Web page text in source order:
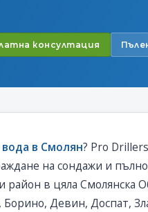
консултация
в Смолян? Pro
на сондажи и пълно
в цяла Смолянска
Девин, Доспат,